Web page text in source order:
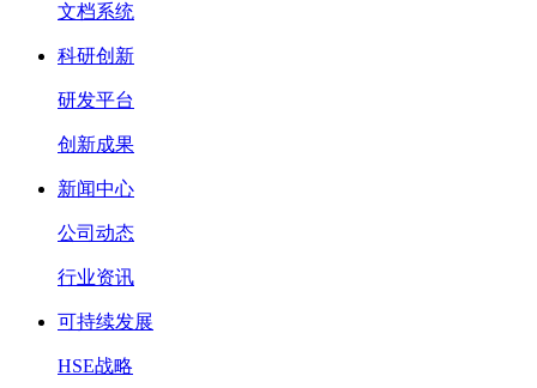
文档系统
科研创新
研发平台
创新成果
新闻中心
公司动态
行业资讯
可持续发展
HSE战略